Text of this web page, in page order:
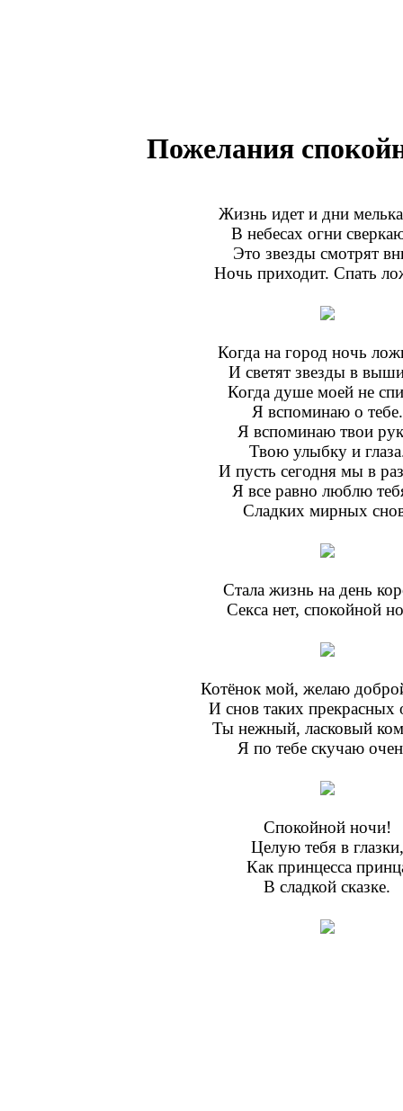
Пожелания
Жизнь идет и дни
В небесах огни
Это звезды смотрят
Ночь приходит. Спать
Когда на город ночь
И светят звeзды в
Когда душе моей не
Я вспоминаю о тебе.
Я вспоминаю твои
Твою улыбку и
И пусть сегодня мы в
Я всe равно люблю
Сладких мирных
Стала жизнь на день
Секса нет, спокойной
Котёнок мой, желаю
И снов таких прекрасных
Ты нежный, ласковый
Я по тебе скучаю
Спокойной ночи!
Целую тебя в глазки,
Как принцесса
В сладкой сказке.